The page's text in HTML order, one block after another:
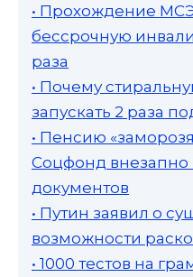
• Прохождение
бессрочную
раза
• Почему
запускать 2 раза
• Пенсию
Соцфонд внезапно
документов
• Путин заявил о
возможности
• 1000 тестов на